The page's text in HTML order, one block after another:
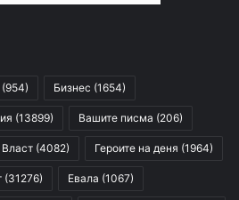
(954) Бизнес (1654)
(13899) Вашите писма (206)
Власт (4082) Героите на деня (1964)
(31276) Евала (1067)